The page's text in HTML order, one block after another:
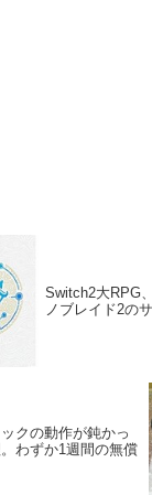
Switch2大RPG
ノブレイド2の
クの動作が鈍かっ
わずか1週間の無償